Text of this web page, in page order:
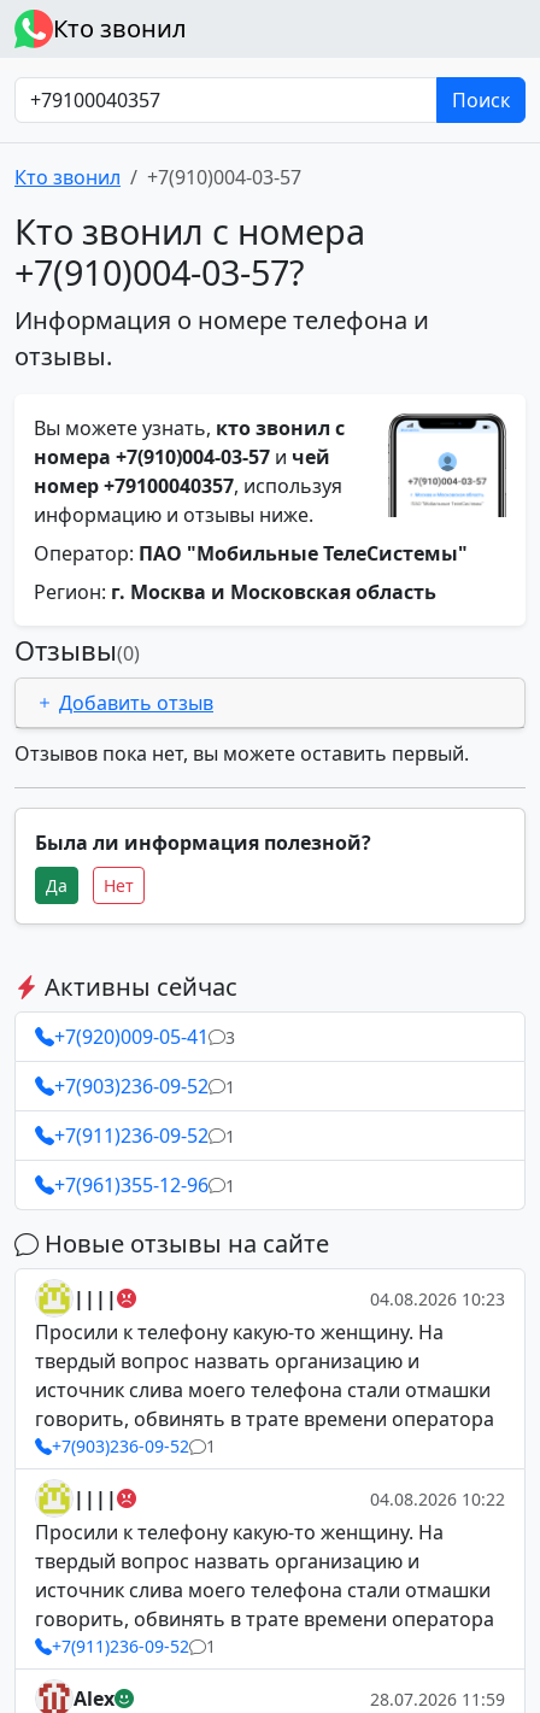
Кто звонил
Поиск
Кто звонил +7(910)004-03-57
Кто звонил с номера
+7(910)004-03-57?
Информация о номере телефона и
отзывы.
Вы можете узнать, кто звонил с
номера +7(910)004-03-57 и чей
номер +79100040357, используя
информацию и отзывы ниже.
Оператор: ПАО "Мобильные ТелеСистемы"
Регион: г. Москва и Московская область
Отзывы(0)
Добавить отзыв
Отзывов пока нет, вы можете оставить первый.
Была ли информация полезной?
Да Нет
Активны сейчас
+7(920)009-05-41 3
+7(903)236-09-52 1
+7(911)236-09-52 1
+7(961)355-12-96 1
Новые отзывы на сайте
|||| 04.08.2026 10:23
Просили к телефону какую-то женщину. На
твердый вопрос назвать организацию и
источник слива моего телефона стали отмашки
говорить, обвинять в трате времени оператора
+7(903)236-09-52 1
|||| 04.08.2026 10:22
Просили к телефону какую-то женщину. На
твердый вопрос назвать организацию и
источник слива моего телефона стали отмашки
говорить, обвинять в трате времени оператора
+7(911)236-09-52 1
Alex 28.07.2026 11:59